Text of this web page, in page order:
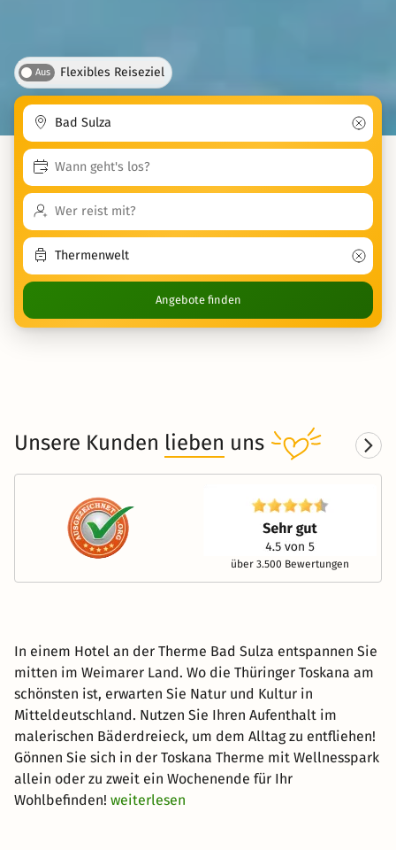
Aus Flexibles Reiseziel
Angebote finden
Unsere Kunden lieben uns
über 3.500 Bewertungen
In einem Hotel an der Therme Bad Sulza entspannen Sie
mitten im Weimarer Land. Wo die Thüringer Toskana am
schönsten ist, erwarten Sie Natur und Kultur in
Mitteldeutschland. Nutzen Sie Ihren Aufenthalt im
malerischen Bäderdreieck, um dem Alltag zu entfliehen!
Gönnen Sie sich in der Toskana Therme mit Wellnesspark
allein oder zu zweit ein Wochenende für Ihr
Wohlbefinden! weiterlesen